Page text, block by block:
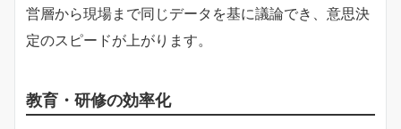
営層から現場まで同じデータを基に議論でき、意思決
定のスピードが上がります。
教育・研修の効率化